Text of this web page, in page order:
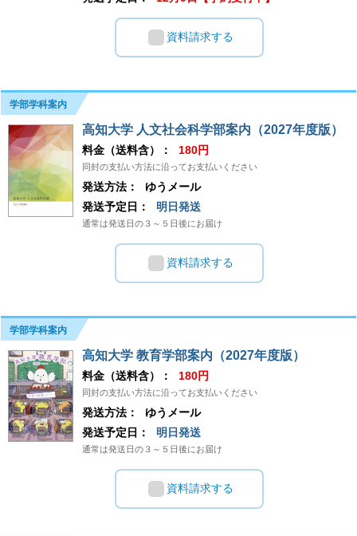
資料請求する
学部学科案内
高知大学 人文社会科学部案内（2027年度版）
料金（送料含）： 180円
同封の支払い方法に沿ってお支払いください
発送方法：
ゆうメール
発送予定日：
明日発送
通常は発送日の３～５日後にお届け
資料請求する
学部学科案内
高知大学 教育学部案内（2027年度版）
料金（送料含）： 180円
同封の支払い方法に沿ってお支払いください
発送方法：
ゆうメール
発送予定日：
明日発送
通常は発送日の３～５日後にお届け
資料請求する